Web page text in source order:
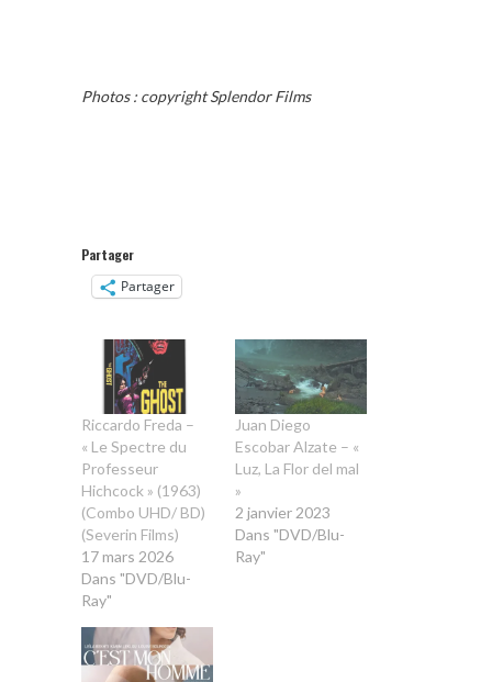
Photos : copyright Splendor Films
Partager
Partager
Riccardo Freda –
« Le Spectre du
Professeur
Hichcock » (1963)
(Combo UHD/ BD)
(Severin Films)
17 mars 2026
Dans "DVD/Blu-
Ray"
Juan Diego
Escobar Alzate – «
Luz, La Flor del mal
»
2 janvier 2023
Dans "DVD/Blu-
Ray"